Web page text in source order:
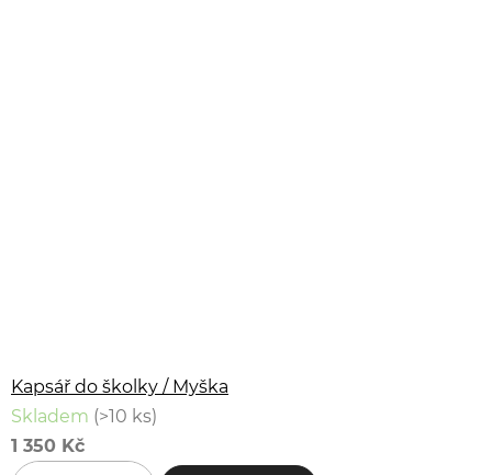
Kapsář do školky / Myška
Skladem (>10 ks)
1 350 Kč